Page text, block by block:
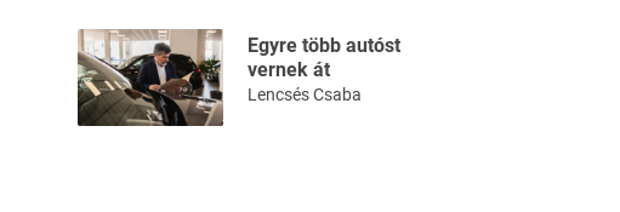
Egyre több autóst
vernek át
Lencsés Csaba